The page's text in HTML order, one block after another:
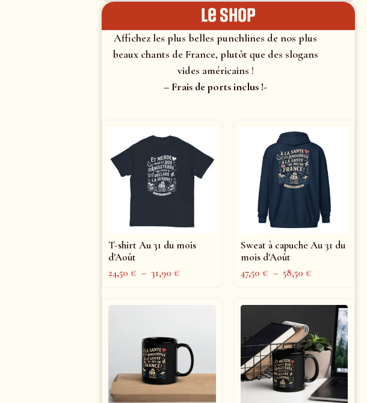
le shop
Affichez les plus belles punchlines de nos plus
beaux chants de France, plutôt que des slogans
vides américains !
– Frais de ports inclus !-
T-shirt Au 31 du mois
d'Août
24,50€ – 31,90€
Sweat à capuche Au 31 du
mois d'Août
47,50€ – 58,50€